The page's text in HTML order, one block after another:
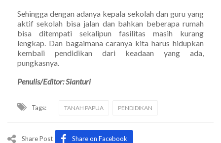
Sehingga dengan adanya kepala sekolah dan guru yang
aktif sekolah bisa jalan dan bahkan beberapa rumah
bisa ditempati sekalipun fasilitas masih kurang
lengkap. Dan bagaimana caranya kita harus hidupkan
kembali pendidikan dari keadaan yang ada,
pungkasnya.
Penulis/Editor: Sianturi
Tags: TANAH PAPUA PENDIDIKAN
Share Post Share on Facebook